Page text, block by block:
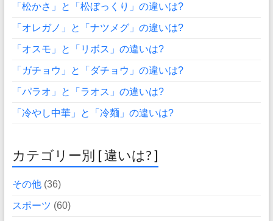
「松かさ」と「松ぼっくり」の違いは?
「オレガノ」と「ナツメグ」の違いは?
「オスモ」と「リボス」の違いは?
「ガチョウ」と「ダチョウ」の違いは?
「パラオ」と「ラオス」の違いは?
「冷やし中華」と「冷麺」の違いは?
カテゴリー別 [ 違いは? ]
その他(36)
スポーツ (60)